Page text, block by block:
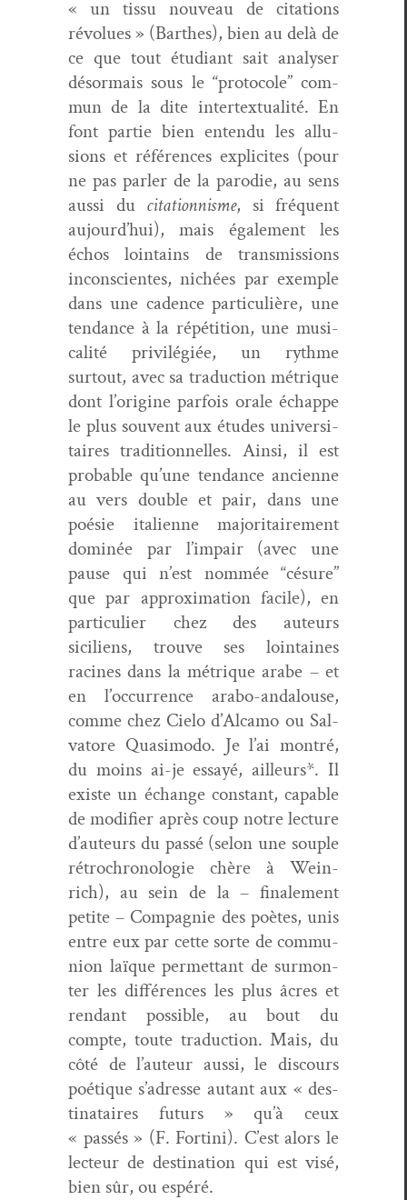
« un tis­su nou­veau de cita­tions
révolues » (Barthes), bien au delà de
ce que tout étu­di­ant sait analyser
désor­mais sous le “pro­to­cole” com­
mun de la dite inter­tex­tu­al­ité. En
font par­tie bien enten­du les allu­
sions et références explicites (pour
ne pas par­ler de la par­o­die, au sens
aus­si du cita­tion­nisme, si fréquent
aujourd’hui), mais égale­ment les
échos loin­tains de trans­mis­sions
incon­scientes, nichées par exem­ple
dans une cadence par­ti­c­ulière, une
ten­dance à la répéti­tion, une musi­
cal­ité priv­ilégiée, un rythme
surtout, avec sa tra­duc­tion métrique
dont l’origine par­fois orale échappe
le plus sou­vent aux études uni­ver­si­
taires tra­di­tion­nelles. Ain­si, il est
prob­a­ble qu’une ten­dance anci­enne
au vers dou­ble et pair, dans une
poésie ital­i­enne majori­taire­ment
dom­inée par l’impair (avec une
pause qui n’est nom­mée “césure”
que par approx­i­ma­tion facile), en
par­ti­c­uli­er chez des auteurs
siciliens, trou­ve ses loin­taines
racines dans la métrique arabe – et
en l’occurrence arabo-andalouse,
comme chez Cielo d’Alcamo ou Sal­
va­tore Qua­si­mo­do. Je l’ai mon­tré,
du moins ai-je essayé, ailleurs*. Il
existe un échange con­stant, capa­ble
de mod­i­fi­er après coup notre lec­ture
d’auteurs du passé (selon une sou­ple
rétrochronolo­gie chère à Wein­
rich), au sein de la – finale­ment
petite – Com­pag­nie des poètes, unis
entre eux par cette sorte de com­mu­
nion laïque per­me­t­tant de sur­mon­
ter les dif­férences les plus âcres et
ren­dant pos­si­ble, au bout du
compte, toute tra­duc­tion. Mais, du
côté de l’auteur aus­si, le dis­cours
poé­tique s’adresse autant aux « des­
ti­nataires futurs » qu’à ceux
« passés » (F. For­ti­ni). C’est alors le
lecteur de des­ti­na­tion qui est visé,
bien sûr, ou espéré.